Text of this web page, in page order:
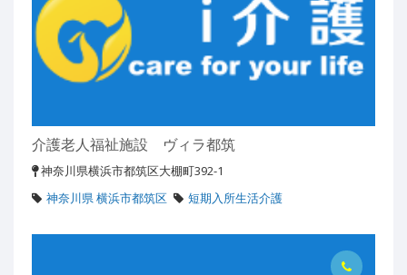
介護老人福祉施設 ヴィラ都筑
神奈川県横浜市都筑区大棚町392-1
神奈川県 横浜市都筑区
短期入所生活介護